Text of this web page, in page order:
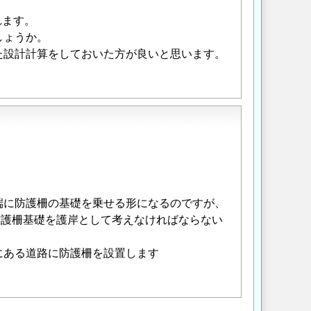
す。
うか。
計計算をしておいた方が良いと思います。
防護柵の基礎を乗せる形になるのですが、
柵基礎を護岸として考えなければならない
る道路に防護柵を設置します